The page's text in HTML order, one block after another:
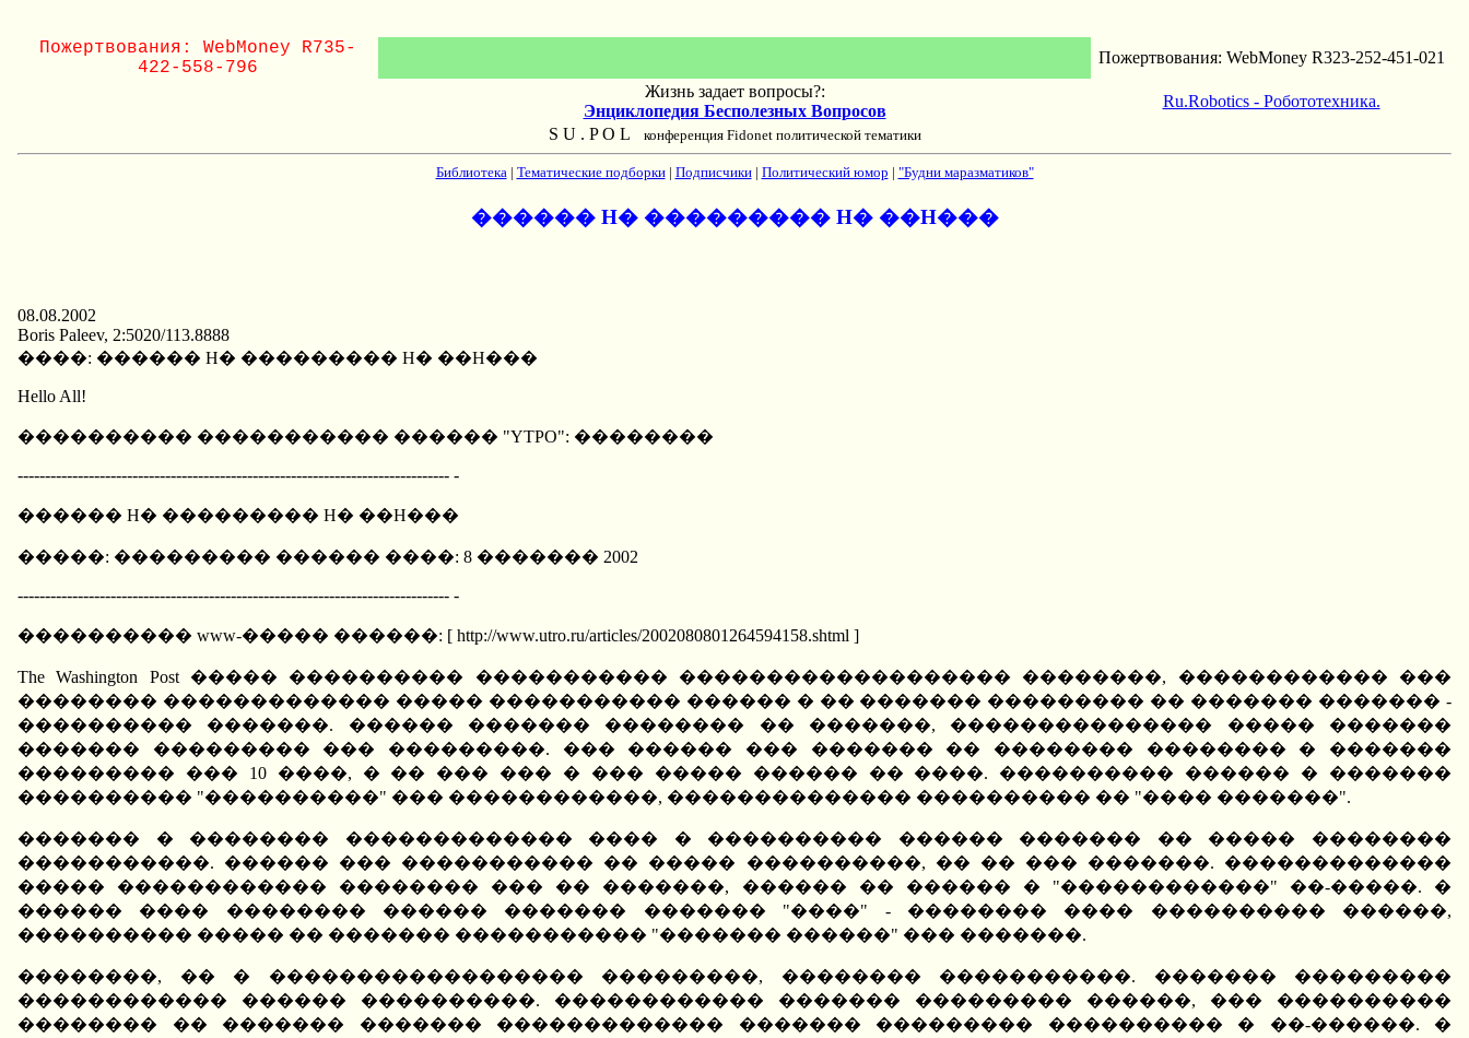
Пожертвования: WebMoney R735-
422-558-796
Пожертвования: WebMoney R323-252-451-021
Жизнь задает вопросы?:
Энциклопедия Бесполезных Вопросов
Ru.Robotics - Робототехника.
S U . P O L конференция Fidonet политической тематики
Библиотека| Тематические подборки| Подписчики| Политический юмор | "Будни маразматиков"
������ H� ��������� H� ��H���
08.08.2002
Boris Paleev, 2:5020/113.8888
����: ������ H� ��������� H� ��H���
Hello All!
���������� ����������� ������ "YTPO": ��������
------------------------------------------------------------------------------- -
������ H� ��������� H� ��H���
�����: ��������� ������ ����: 8 ������� 2002
------------------------------------------------------------------------------- -
���������� www-����� ������: [ http://www.utro.ru/articles/2002080801264594158.shtml ]
The Washington Post ����� ���������� ����������� ������������������� ��������, ������������ ���
�������� ������������� ����� ����������� ������ � �� ������� ��������� �� ������� ������� -
���������� �������. ������ ������� �������� �� �������, ��������������� ����� �������
������� ��������� ��� ���������. ��� ������ ��� ������� �� �������� �������� � �������
��������� ��� 10 ����, � �� ��� ��� � ��� ����� ������ �� ����. ���������� ������ � �������
���������� "����������" ��� ������������, �������������� ���������� �� "���� �������".
������� � �������� ������������� ���� � ���������� ������ ������� �� ����� ��������
�����������. ������ ��� ����������� �� ����� ����������, �� �� ��� �������. �������������
����� ������������ �������� ��� �� �������, ������ �� ������ � "������������" ��-�����. �
������ ���� �������� ������ ������� ������� "����" - �������� ���� ���������� ������,
���������� ����� �� ������� ����������� "������� ������" ��� �������.
��������, �� � ������������������ ���������, �������� �����������. ������� ���������
������������ ������ ����������. ������������ ������� ��������� ������, ��� ����������
�������� �� ������� ������� ������������� ������� ��������� ���������� � ��-������. �